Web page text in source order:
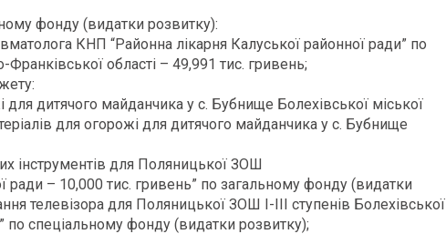
фонду (видатки розвитку):
КНП “Районна лікарня Калуської районної ради” по
області – 49,991 тис. гривень;
для дитячого майданчика у с. Бубнище Болехівської міської
для огорожі для дитячого майданчика у с. Бубнище
інструментів для Поляницької ЗОШ
ради – 10,000 тис. гривень” по загальному фонду (видатки
телевізора для Поляницької ЗОШ I-III ступенів Болехівської
по спеціальному фонду (видатки розвитку);